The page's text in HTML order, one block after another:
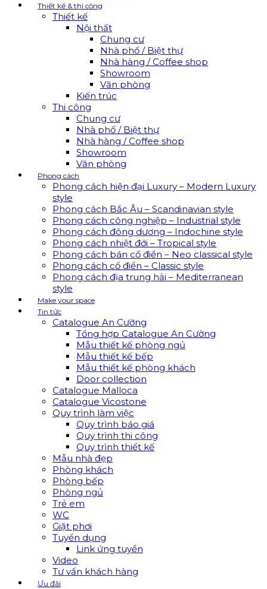
Thiết kế & thi công
Thiết kế
Nội thất
Chung cư
Nhà phố / Biệt thự
Nhà hàng / Coffee shop
Showroom
Văn phòng
Kiến trúc
Thi công
Chung cư
Nhà phố / Biệt thự
Nhà hàng / Coffee shop
Showroom
Văn phòng
Phong cách
Phong cách hiện đại Luxury – Modern Luxury
style
Phong cách Bắc Âu – Scandinavian style
Phong cách công nghiệp – Industrial style
Phong cách đông dương – Indochine style
Phong cách nhiệt đới – Tropical style
Phong cách bán cổ điển – Neo classical style
Phong cách cổ điển – Classic style
Phong cách địa trung hải – Mediterranean
style
Make your space
Tin tức
Catalogue An Cường
Tổng hợp Catalogue An Cường
Mẫu thiết kế phòng ngủ
Mẫu thiết kế bếp
Mẫu thiết kế phòng khách
Door collection
Catalogue Malloca
Catalogue Vicostone
Quy trình làm việc
Quy trình báo giá
Quy trình thi công
Quy trình thiết kế
Mẫu nhà đẹp
Phòng khách
Phòng bếp
Phòng ngủ
Trẻ em
WC
Giặt phơi
Tuyển dụng
Link ứng tuyển
Video
Tư vấn khách hàng
Ưu đãi